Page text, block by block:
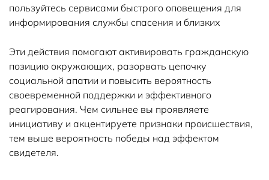
пользуйтесь сервисами быстрого оповещения для
информирования службы спасения и близких
Эти действия помогают активировать гражданскую
позицию окружающих, разорвать цепочку
социальной апатии и повысить вероятность
своевременной поддержки и эффективного
реагирования. Чем сильнее вы проявляете
инициативу и акцентируете признаки происшествия,
тем выше вероятность победы над эффектом
свидетеля.